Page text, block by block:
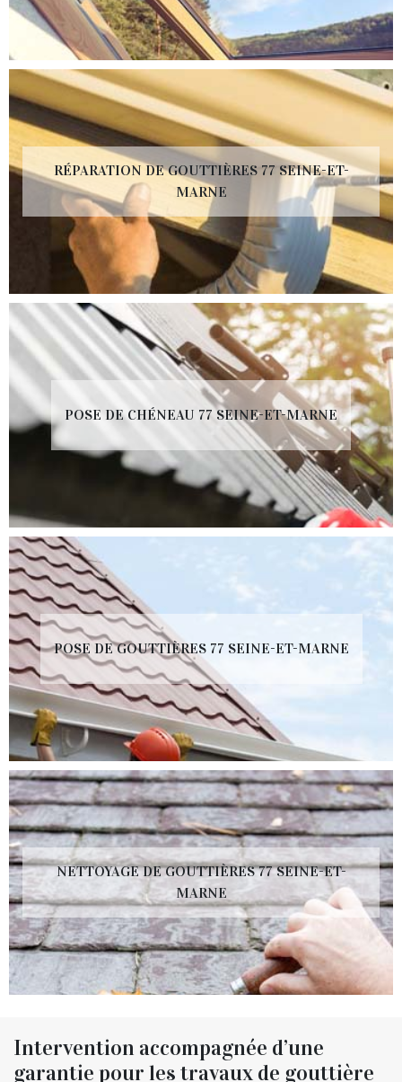
RÉPARATION DE GOUTTIÈRES 77 SEINE-ET-
MARNE
POSE DE CHÉNEAU 77 SEINE-ET-MARNE
POSE DE GOUTTIÈRES 77 SEINE-ET-MARNE
NETTOYAGE DE GOUTTIÈRES 77 SEINE-ET-
MARNE
Intervention accompagnée d’une
garantie pour les travaux de gouttière